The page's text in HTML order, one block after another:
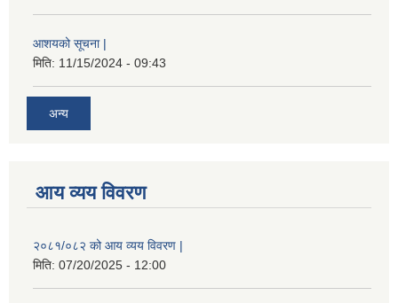
आशयको सूचना |
मिति: 11/15/2024 - 09:43
अन्य
आय व्यय विवरण
२०८१/०८२ को आय व्यय विवरण |
मिति: 07/20/2025 - 12:00